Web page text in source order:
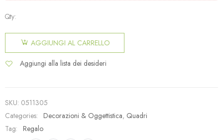
Qty:
AGGIUNGI AL CARRELLO
Aggiungi alla lista dei desideri
SKU: 0511305
Categories: Decorazioni & Oggettistica, Quadri
Tag: Regalo